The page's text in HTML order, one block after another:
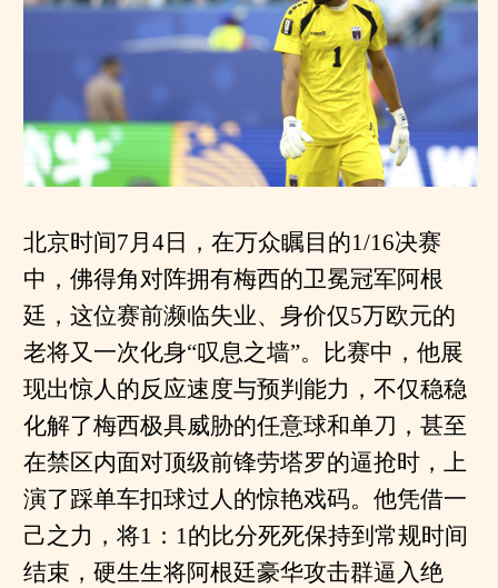
北京时间7月4日，在万众瞩目的1/16决赛
中，佛得角对阵拥有梅西的卫冕冠军阿根
廷，这位赛前濒临失业、身价仅5万欧元的
老将又一次化身“叹息之墙”。比赛中，他展
现出惊人的反应速度与预判能力，不仅稳稳
化解了梅西极具威胁的任意球和单刀，甚至
在禁区内面对顶级前锋劳塔罗的逼抢时，上
演了踩单车扣球过人的惊艳戏码。他凭借一
己之力，将1：1的比分死死保持到常规时间
结束，硬生生将阿根廷豪华攻击群逼入绝